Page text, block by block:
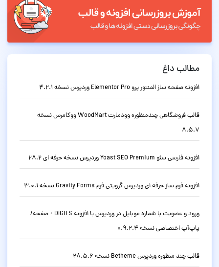
مطالب داغ
افزونه صفحه ساز المنتور پرو Elementor Pro وردپرس نسخه 4.2.1
قالب فروشگاهی چندمنظوره وودمارت WoodMart ووکامرس نسخه
8.5.7
افزونه فارسی سئو Yoast SEO Premium وردپرس نسخه حرفه ای 28.2
افزونه فرم ساز حرفه ای وردپرس گرویتی فرم Gravity Forms نسخه 3.0.1
ورود و عضویت با شماره موبایل در وردپرس با افزونه DIGITS + صفحه/
پاپ‌آپ اختصاصی نسخه 0.9.2.4
قالب چند منظوره وردپرس Betheme نسخه 28.5.6